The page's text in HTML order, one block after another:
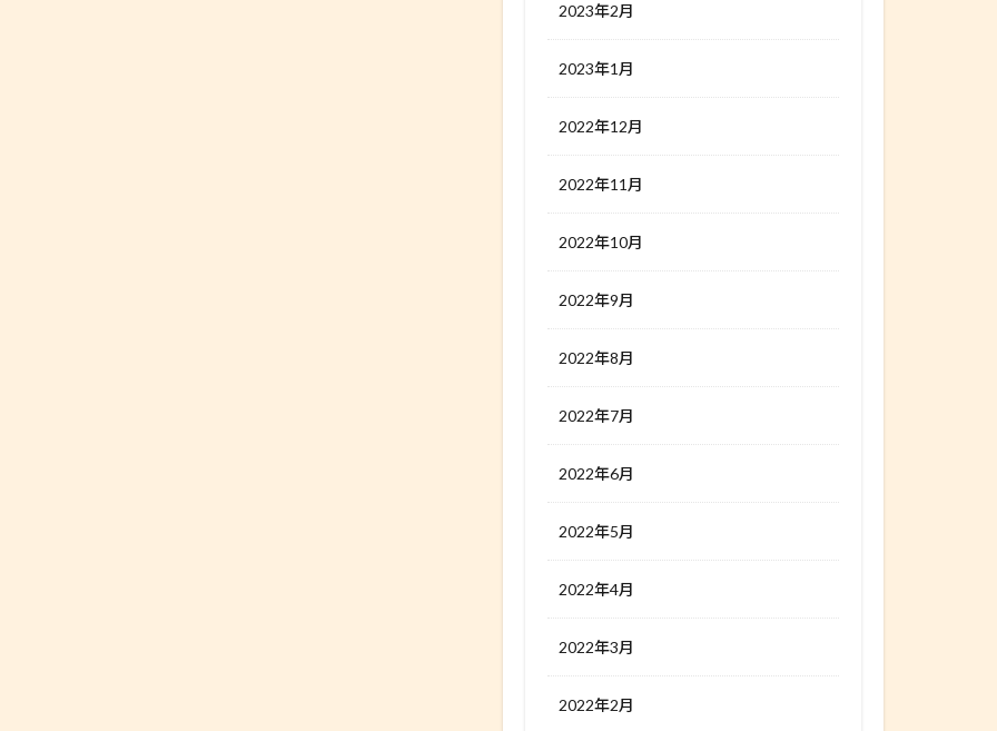
2023年2月
2023年1月
2022年12月
2022年11月
2022年10月
2022年9月
2022年8月
2022年7月
2022年6月
2022年5月
2022年4月
2022年3月
2022年2月